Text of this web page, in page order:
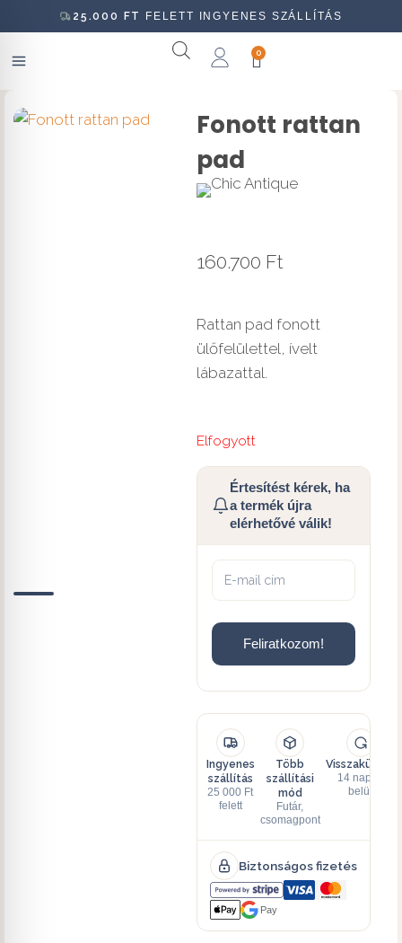
25.000 FT FELETT INGYENES SZÁLLÍTÁS
0
Fonott rattan
pad
160.700 Ft
Rattan pad fonott
ülőfelülettel, ívelt
lábazattal.
Elfogyott
Értesítést kérek, ha
a termék újra
elérhetővé válik!
Feliratkozom!
Ingyenes
szállítás
25 000 Ft
felett
Több
szállítási
mód
Futár,
csomagpont
Visszaküldés
14 napon
belül
Biztonságos fizetés
Pay